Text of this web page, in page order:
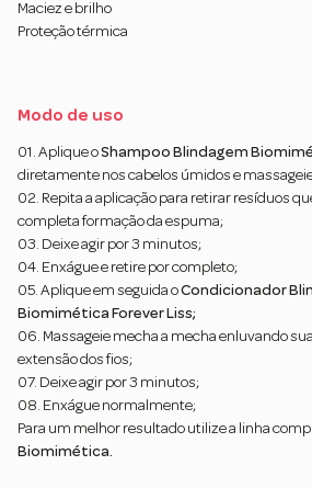
Maciez e brilho
Proteção térmica
Modo de uso
01. Aplique oShampoo Blindagem
diretamente nos cabelos úmidos e
02. Repita a aplicação para retirar resíduos
completa formação da espuma;
03. Deixe agir por 3 minutos;
04. Enxágue e retire por completo;
05. Aplique em seguida oCondicionador
Biomimética Forever Liss;
06. Massageie mecha a mecha enluvando
extensão dos fios;
07. Deixe agir por 3 minutos;
08. Enxágue normalmente;
Para um melhor resultado utilize a linha
Biomimética.